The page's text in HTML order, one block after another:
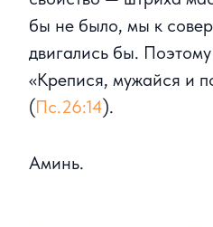
бы не было, мы к
двигались бы.
«Крепися, мужайся и
(Пс.26:14).
Аминь.